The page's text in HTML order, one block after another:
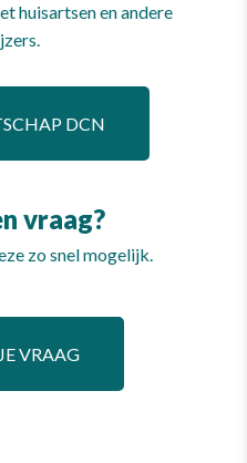
huisartsen en andere
DCN
vraag?
zo snel mogelijk.
VRAAG